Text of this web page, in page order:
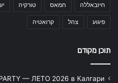
חיזבאללה חמאס טורקיה
פיגוע צהל קרואטיה
תוכן מקודם
PARTY — ЛЕТО 2026 в Калгари